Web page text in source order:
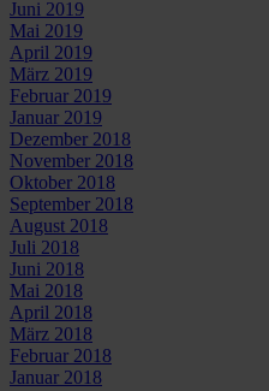
Juni 2019
Mai 2019
April 2019
März 2019
Februar 2019
Januar 2019
Dezember 2018
November 2018
Oktober 2018
September 2018
August 2018
Juli 2018
Juni 2018
Mai 2018
April 2018
März 2018
Februar 2018
Januar 2018